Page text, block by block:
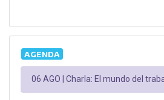
AGENDA
06 AGO | Charla: El mundo del